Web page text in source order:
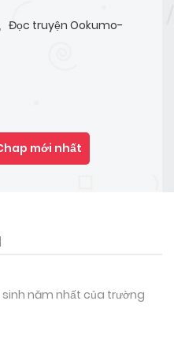
, Đọc truyện Ookumo-
mới nhất
năm nhất của trường